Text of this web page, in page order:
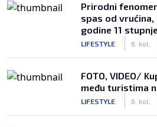
Prirodni
spas od
godine 11
LIFESTYLE
|
6. kol.
FOTO, VIDEO/
među turistima
LIFESTYLE
|
6. kol.